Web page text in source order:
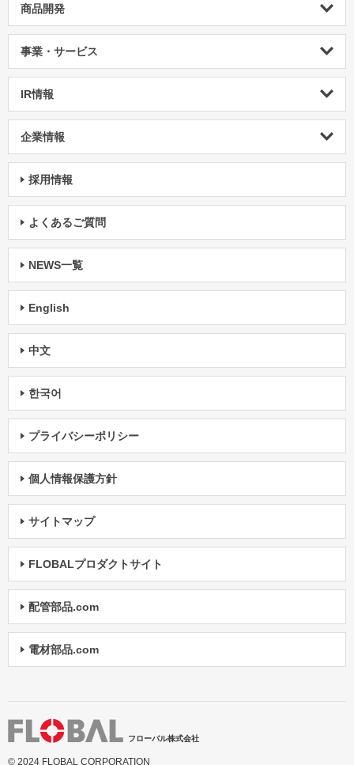
商品開発
事業・サービス
IR情報
企業情報
採用情報
よくあるご質問
NEWS一覧
English
中文
한국어
プライバシーポリシー
個人情報保護方針
サイトマップ
FLOBALプロダクトサイト
配管部品.com
電材部品.com
フローバル株式会社
© 2024 FLOBAL CORPORATION